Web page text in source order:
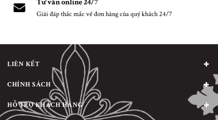
Tư vấn online 24/7
Giải đáp thắc mắc về đơn hàng của quý khách 24/7
LIÊN KẾT
CHÍNH SÁCH
HỖ TRỢ KHÁCH HÀNG